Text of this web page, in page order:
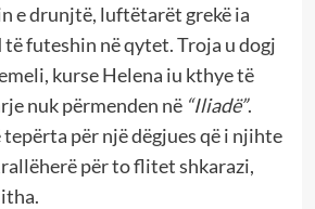
e drunjtë, luftëtarët grekë ia
të futeshin në qytet. Troja u dogj
kurse Helena iu kthye të
nuk përmenden në “Iliadë”.
për një dëgjues që i njihte
për to flitet shkarazi,